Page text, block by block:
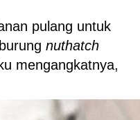
pulang untuk
nuthatch
mengangkatnya,